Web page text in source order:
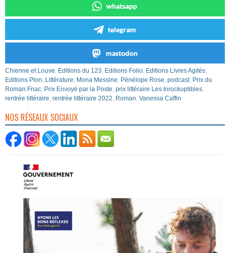
whatsapp
telegram
mastodon
Chienne et Louve Editions du 123 Editions Folio Editions Livres Agités
Editions Plon Littérature Mona Messine Pénélope Rose podcast, Prix du
Roman Fnac Prix Envoyé par la Poste prix littéraire Les Inrockuptibles
rentrée littéraire rentrée littéraire 2022 Roman Vanessa Caffin
NOS RÉSEAUX SOCIAUX